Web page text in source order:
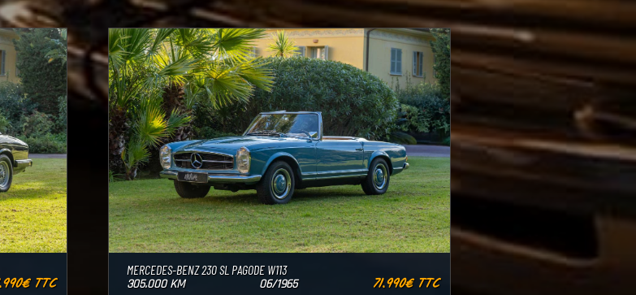
TTC
MERCEDES-BENZ 230 SL PAGODE W113
71.990€ TTC
305.000 KM 06/1965